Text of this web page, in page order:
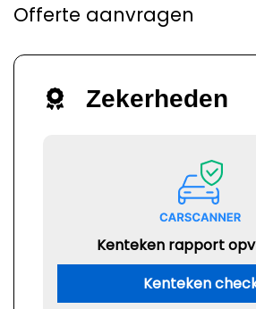
Offerte aanvragen
Zekerheden
Kenteken rapport
Kenteken